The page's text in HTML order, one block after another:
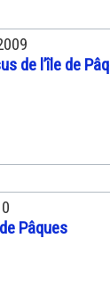
de l’île de
Pâques